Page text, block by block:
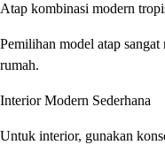
Atap kombinasi modern
Pemilihan model atap
rumah.
Interior Modern Sederhana
Untuk interior, gunakan